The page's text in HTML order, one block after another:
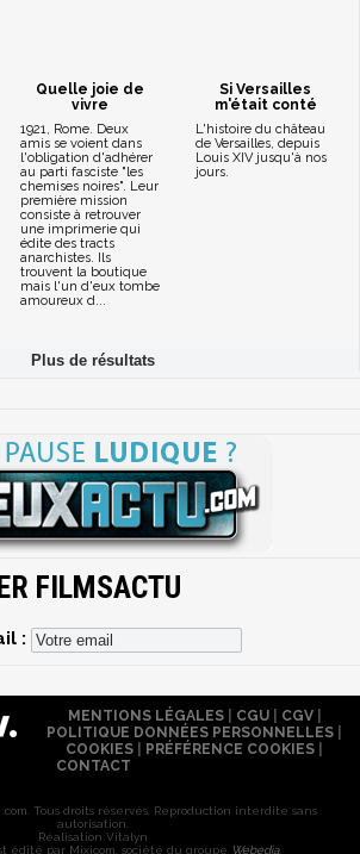
Quelle joie de
vivre
1921, Rome. Deux
amis se voient dans
l'obligation d'adhérer
au parti fasciste "les
chemises noires". Leur
première mission
consiste à retrouver
une imprimerie qui
édite des tracts
anarchistes. Ils
trouvent la boutique
mais l'un d'eux tombe
amoureux d...
Si Versailles
m'était conté
L'histoire du château
de Versailles, depuis
Louis XIV jusqu'à nos
jours.
FILMSACTU
:
MENTIONS LÉGALES| CGU| CGV|
POLITIQUE DONNÉES PERSONNELLES
COOKIES
PRÉFÉRENCE COOKIES
CONTACT
.com. Tous droits réservés. Reproduction interdite sans
autorisation.
Réalisation Vitalyn
édité par Mixicom, société du groupe Webedia.